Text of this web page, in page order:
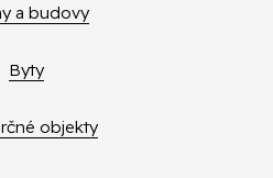
a budovy
Byty
objekty